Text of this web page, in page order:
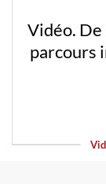
Vidéo. De
parcours